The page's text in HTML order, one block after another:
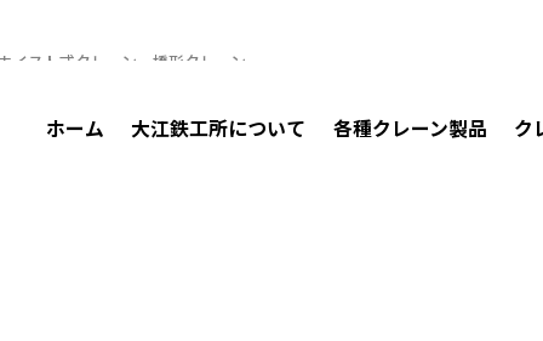
イスト式クレーン・橋形クレーン
ホーム 大江鉄工所について 各種クレーン製品 ク